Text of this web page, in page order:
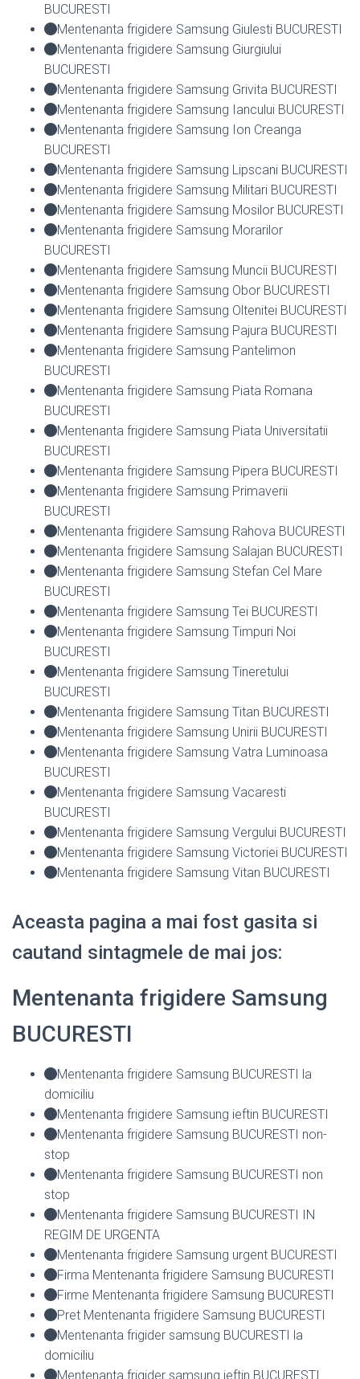
BUCURESTI
Mentenanta frigidere Samsung Giulesti BUCURESTI
Mentenanta frigidere Samsung Giurgiului
BUCURESTI
Mentenanta frigidere Samsung Grivita BUCURESTI
Mentenanta frigidere Samsung Iancului BUCURESTI
Mentenanta frigidere Samsung Ion Creanga
BUCURESTI
Mentenanta frigidere Samsung Lipscani BUCURESTI
Mentenanta frigidere Samsung Militari BUCURESTI
Mentenanta frigidere Samsung Mosilor BUCURESTI
Mentenanta frigidere Samsung Morarilor
BUCURESTI
Mentenanta frigidere Samsung Muncii BUCURESTI
Mentenanta frigidere Samsung Obor BUCURESTI
Mentenanta frigidere Samsung Oltenitei BUCURESTI
Mentenanta frigidere Samsung Pajura BUCURESTI
Mentenanta frigidere Samsung Pantelimon
BUCURESTI
Mentenanta frigidere Samsung Piata Romana
BUCURESTI
Mentenanta frigidere Samsung Piata Universitatii
BUCURESTI
Mentenanta frigidere Samsung Pipera BUCURESTI
Mentenanta frigidere Samsung Primaverii
BUCURESTI
Mentenanta frigidere Samsung Rahova BUCURESTI
Mentenanta frigidere Samsung Salajan BUCURESTI
Mentenanta frigidere Samsung Stefan Cel Mare
BUCURESTI
Mentenanta frigidere Samsung Tei BUCURESTI
Mentenanta frigidere Samsung Timpuri Noi
BUCURESTI
Mentenanta frigidere Samsung Tineretului
BUCURESTI
Mentenanta frigidere Samsung Titan BUCURESTI
Mentenanta frigidere Samsung Unirii BUCURESTI
Mentenanta frigidere Samsung Vatra Luminoasa
BUCURESTI
Mentenanta frigidere Samsung Vacaresti
BUCURESTI
Mentenanta frigidere Samsung Vergului BUCURESTI
Mentenanta frigidere Samsung Victoriei BUCURESTI
Mentenanta frigidere Samsung Vitan BUCURESTI
Aceasta pagina a mai fost gasita si
cautand sintagmele de mai jos:
Mentenanta frigidere Samsung
BUCURESTI
Mentenanta frigidere Samsung BUCURESTI la
domiciliu
Mentenanta frigidere Samsung ieftin BUCURESTI
Mentenanta frigidere Samsung BUCURESTI non-
stop
Mentenanta frigidere Samsung BUCURESTI non
stop
Mentenanta frigidere Samsung BUCURESTI IN
REGIM DE URGENTA
Mentenanta frigidere Samsung urgent BUCURESTI
Firma Mentenanta frigidere Samsung BUCURESTI
Firme Mentenanta frigidere Samsung BUCURESTI
Pret Mentenanta frigidere Samsung BUCURESTI
Mentenanta frigider samsung BUCURESTI la
domiciliu
Mentenanta frigider samsung ieftin BUCURESTI